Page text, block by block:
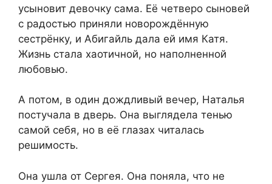
усыновит девочку сама. Её четверо сыновей
с радостью приняли новорождённую
сестрёнку, и Абигайль дала ей имя Катя.
Жизнь стала хаотичной, но наполненной
любовью.
А потом, в один дождливый вечер, Наталья
постучала в дверь. Она выглядела тенью
самой себя, но в её глазах читалась
решимость.
Она ушла от Сергея. Она поняла, что не